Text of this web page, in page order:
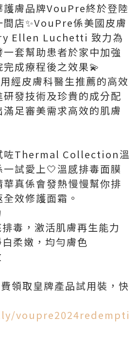
護膚品牌VouPre終於登陸
間店✨VouPre係美國皮膚
Ellen Luchetti 致力為
套幫助患者於家中加強
成療程後之效果💫
經皮膚科醫生推薦的高效
發技術及珍貴的成分配
足審美需求高效的肌膚
咗Thermal Collection溫
試愛上🤍溫感排毒面膜
真係會發熱慢慢幫你排
效修護面霜。
毒，激活肌膚再生能力
柔嫩，均勻膚色
領取皇牌產品試用裝，快
voupre2024redempti